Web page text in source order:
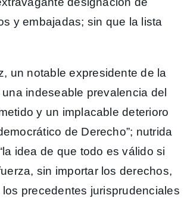
y embajadas; sin que la lista
un notable expresidente de la
indeseable prevalencia del
y un implacable deterioro
de Derecho”; nutrida
idea de que todo es válido si
sin importar los derechos,
precedentes jurisprudenciales